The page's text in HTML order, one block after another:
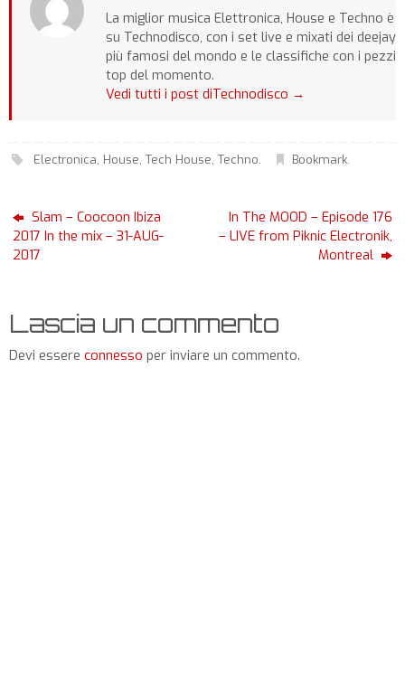
La miglior musica Elettronica, House e Techno è
su Technodisco, con i set live e mixati dei deejay
più famosi del mondo e le classifiche con i pezzi
top del momento.
Vedi tutti i post diTechnodisco →
Electronica, House, Tech House, Techno. Bookmark.
Slam – Coocoon Ibiza
2017 In the mix – 31-AUG-
2017
In The MOOD – Episode 176
– LIVE from Piknic Electronik,
Montreal
Lascia un commento
Devi essere connesso per inviare un commento.